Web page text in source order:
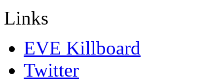
Links
EVE Killboard
Twitter